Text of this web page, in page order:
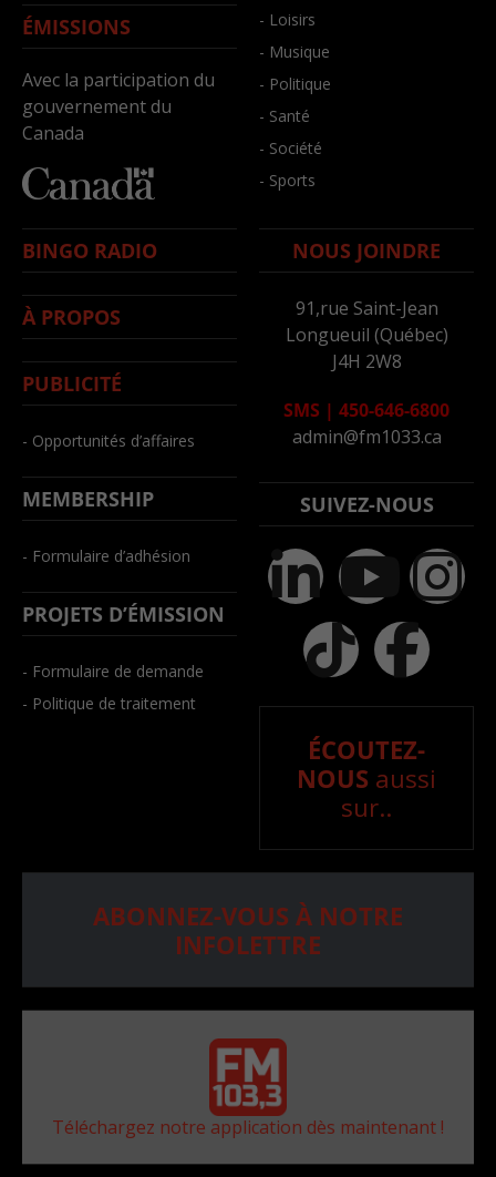
ÉMISSIONS
Avec la participation du
gouvernement du
Canada
- Loisirs
- Musique
- Politique
- Santé
- Société
- Sports
BINGO RADIO
À PROPOS
PUBLICITÉ
- Opportunités d’affaires
MEMBERSHIP
- Formulaire d’adhésion
PROJETS D’ÉMISSION
- Formulaire de demande
- Politique de traitement
NOUS JOINDRE
91,rue Saint-Jean
Longueuil (Québec)
J4H 2W8
SMS | 450-646-6800
admin@fm1033.ca
SUIVEZ-NOUS
ÉCOUTEZ-
NOUS aussi
sur..
ABONNEZ-VOUS À NOTRE
INFOLETTRE
Téléchargez notre application dès maintenant !